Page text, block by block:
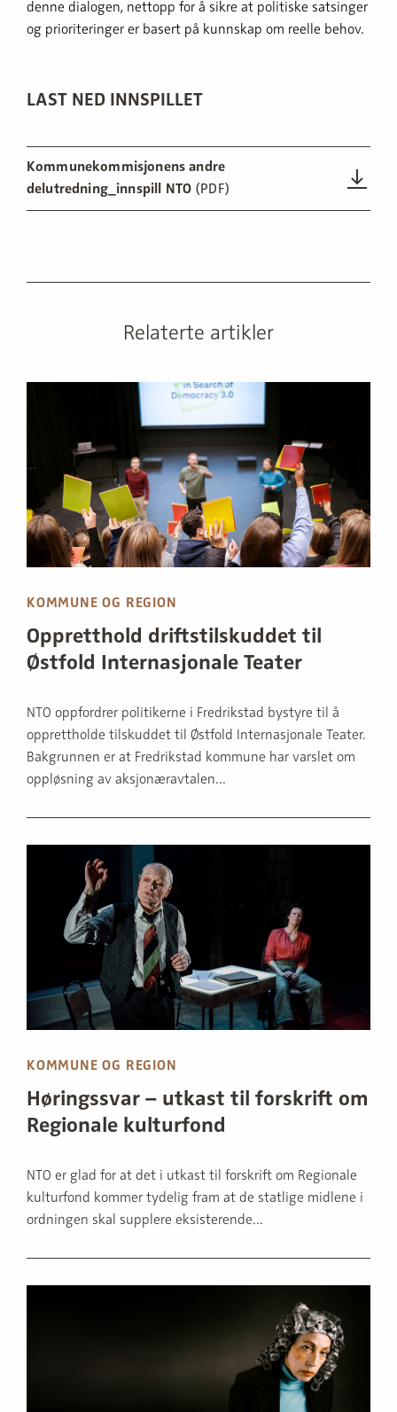
denne dialogen, nettopp for å sikre at politiske satsinger
og prioriteringer er basert på kunnskap om reelle behov.
LAST NED INNSPILLET
Kommunekommisjonens andre
delutredning_innspill NTO (PDF)
Relaterte artikler
KOMMUNE OG REGION
Oppretthold driftstilskuddet til
Østfold Internasjonale Teater
NTO oppfordrer politikerne i Fredrikstad bystyre til å
opprettholde tilskuddet til Østfold Internasjonale Teater.
Bakgrunnen er at Fredrikstad kommune har varslet om
oppløsning av aksjonæravtalen...
KOMMUNE OG REGION
Høringssvar – utkast til forskrift om
Regionale kulturfond
NTO er glad for at det i utkast til forskrift om Regionale
kulturfond kommer tydelig fram at de statlige midlene i
ordningen skal supplere eksisterende...